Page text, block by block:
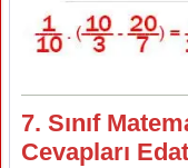
7. Sınıf
Cevapları